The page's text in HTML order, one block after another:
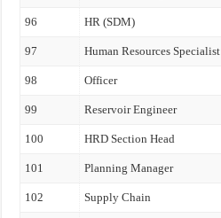
96 HR (SDM)
97 Human Resources Specialist
98 Officer
99 Reservoir Engineer
100 HRD Section Head
101 Planning Manager
102 Supply Chain